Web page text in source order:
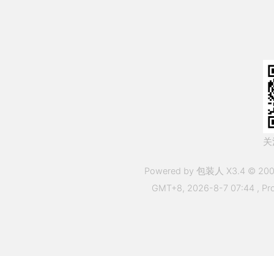
Powered by 包装人 X3.4 ©
GMT+8, 2026-8-7 07:44 ,